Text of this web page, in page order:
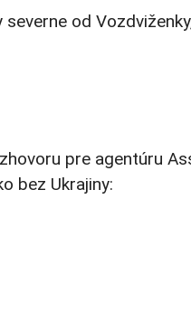
od
pre agentúru
bez Ukrajiny: